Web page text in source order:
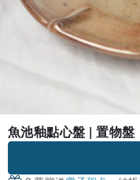
魚池釉點心盤 | 置物盤